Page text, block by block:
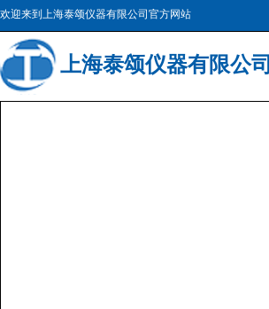
欢迎来到上海泰颂仪器有限公司官方网站
上海泰颂仪器有限公司